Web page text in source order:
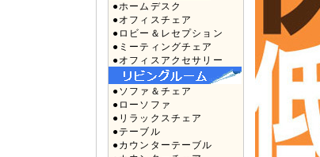
●ホームデスク
●オフィスチェア
●ロビー＆レセプション
●ミーティングチェア
●オフィスアクセサリー
●ソファ＆チェア
●ローソファ
●リラックスチェア
●テーブル
●カウンターテーブル